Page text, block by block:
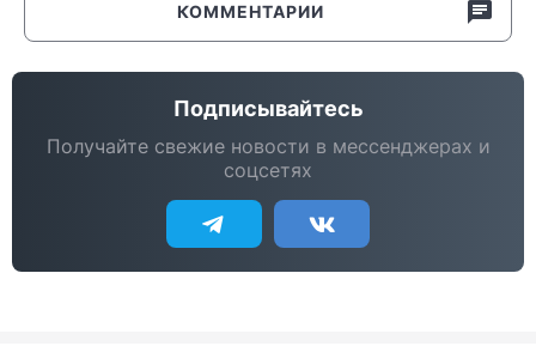
КОММЕНТАРИИ
Подписывайтесь
Получайте свежие новости в мессенджерах и
соцсетях